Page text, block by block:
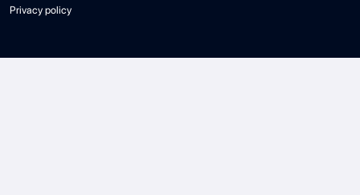
Privacy policy